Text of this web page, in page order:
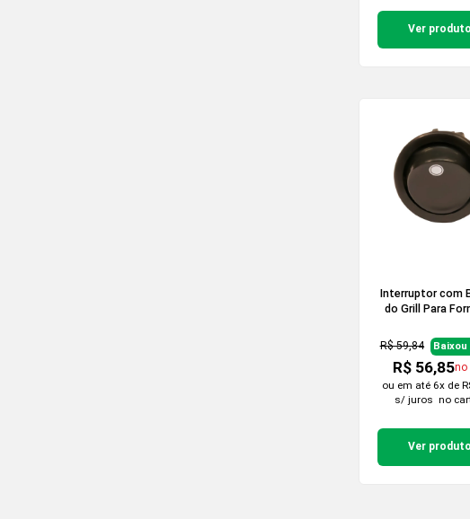
Ver produto
Interruptor com
do Grill Para
R$ 59,84 Baixou
R$ 56,85no
ou em até 6x de
s/ juros no
Ver produto